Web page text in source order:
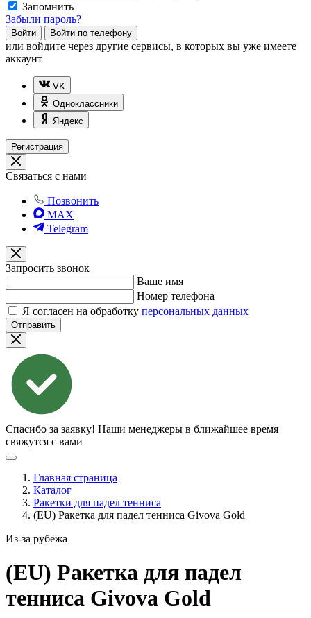
Запомнить
Забыли пароль?
Войти Войти по телефону
или войдите через другие сервисы, в которых вы уже имеете
аккаунт
VK
Одноклассники
Яндекс
Регистрация
Связаться с нами
Позвонить
MAX
Telegram
Запросить звонок
Ваше имя
Номер телефона
Я согласен на обработку персональных данных
Отправить
Спасибо за заявку! Наши менеджеры в ближайшее время
свяжутся с вами
Главная страница
Каталог
Ракетки для падел тенниса
(EU) Ракетка для падел тенниса Givova Gold
Из-за рубежа
(EU) Ракетка для падел
тенниса Givova Gold